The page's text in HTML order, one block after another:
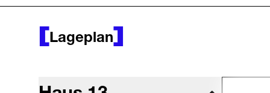
Lageplan